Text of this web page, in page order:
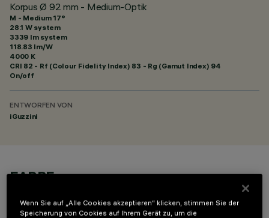
Korpus Ø 92 mm - Medium-Optik
M - Medium 17°
28.1 W system
3339 lm system
118.83 lm/W
4000 K
CRI 82 - Rf (Colour Fidelity Index) 83 - Rg (Gamut Index) 94
On/off
ENTWORFEN VON
iGuzzini
FARBE
Wenn Sie auf „Alle Cookies akzeptieren“ klicken, stimmen Sie der
Speicherung von Cookies auf Ihrem Gerät zu, um die